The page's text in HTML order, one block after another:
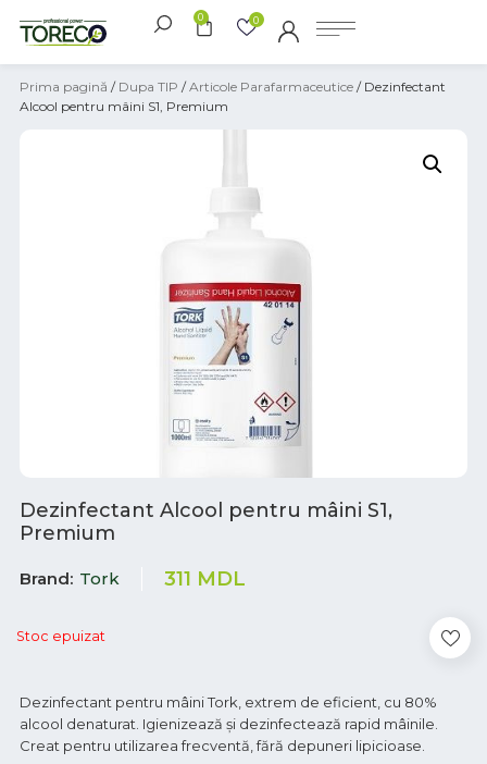
0 0
Prima pagină / Dupa TIP /Articole Parafarmaceutice / Dezinfectant
Alcool pentru mâini S1, Premium
Dezinfectant Alcool pentru mâini S1,
Premium
Brand Tork 311 MDL
Stoc epuizat
Dezinfectant pentru mâini Tork, extrem de eficient, cu 80%
alcool denaturat. Igienizează și dezinfectează rapid mâinile.
Creat pentru utilizarea frecventă, fără depuneri lipicioase.